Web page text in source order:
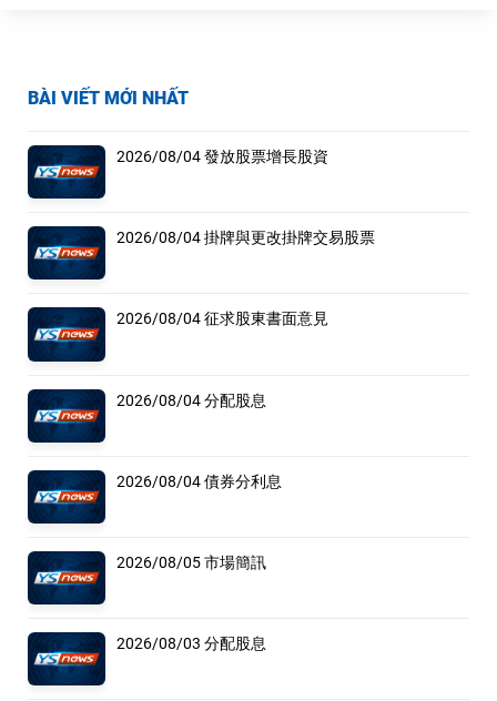
BÀI VIẾT MỚI NHẤT
2026/08/04 發放股票增長股資
2026/08/04 掛牌與更改掛牌交易股票
2026/08/04 征求股東書面意見
2026/08/04 分配股息
2026/08/04 債券分利息
2026/08/05 市場簡訊
2026/08/03 分配股息